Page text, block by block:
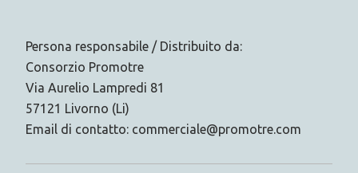
Persona responsabile / Distribuito da:
Consorzio Promotre
Via Aurelio Lampredi 81
57121 Livorno (Li)
Email di contatto: commerciale@promotre.com